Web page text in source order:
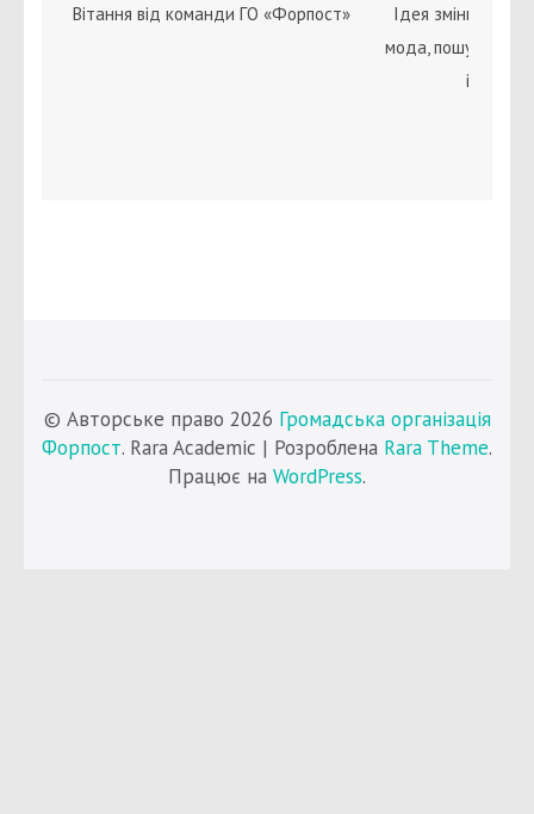
Вітання від команди ГО «Форпост»
Ідея зміни статі
мода, пошук себе
© Авторське право 2026 Громадська організація
Форпост. Rara Academic | Розроблена Rara Theme.
Працює на WordPress.